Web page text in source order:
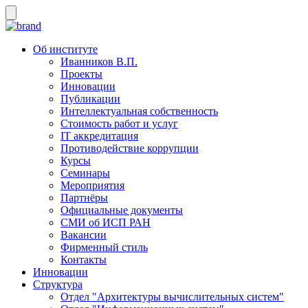
Об институте
Иванников В.П.
Проекты
Инновации
Публикации
Интеллектуальная собственность
Стоимость работ и услуг
IT аккредитация
Противодействие коррупции
Курсы
Семинары
Мероприятия
Партнёры
Официальные документы
СМИ об ИСП РАН
Вакансии
Фирменный стиль
Контакты
Инновации
Структура
Отдел "Архитектуры вычислительных систем"